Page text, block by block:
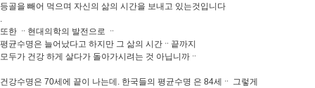
등골을 빼어 먹으며 자신의 삶의 시간을 보내고 있는것입니다
또한 ᆢ현대의학의 발전으로 ᆢ
평균수명은 늘어났다고 하지만 그 삶의 시간ᆢ끝까지
모두가 건강 하게 살다가 돌아가시려는 것 아닙니까ᆢ
건강수명은 70세에 끝이 나는데. 한국들의 평균수명 은 84세ᆢ 그렇게